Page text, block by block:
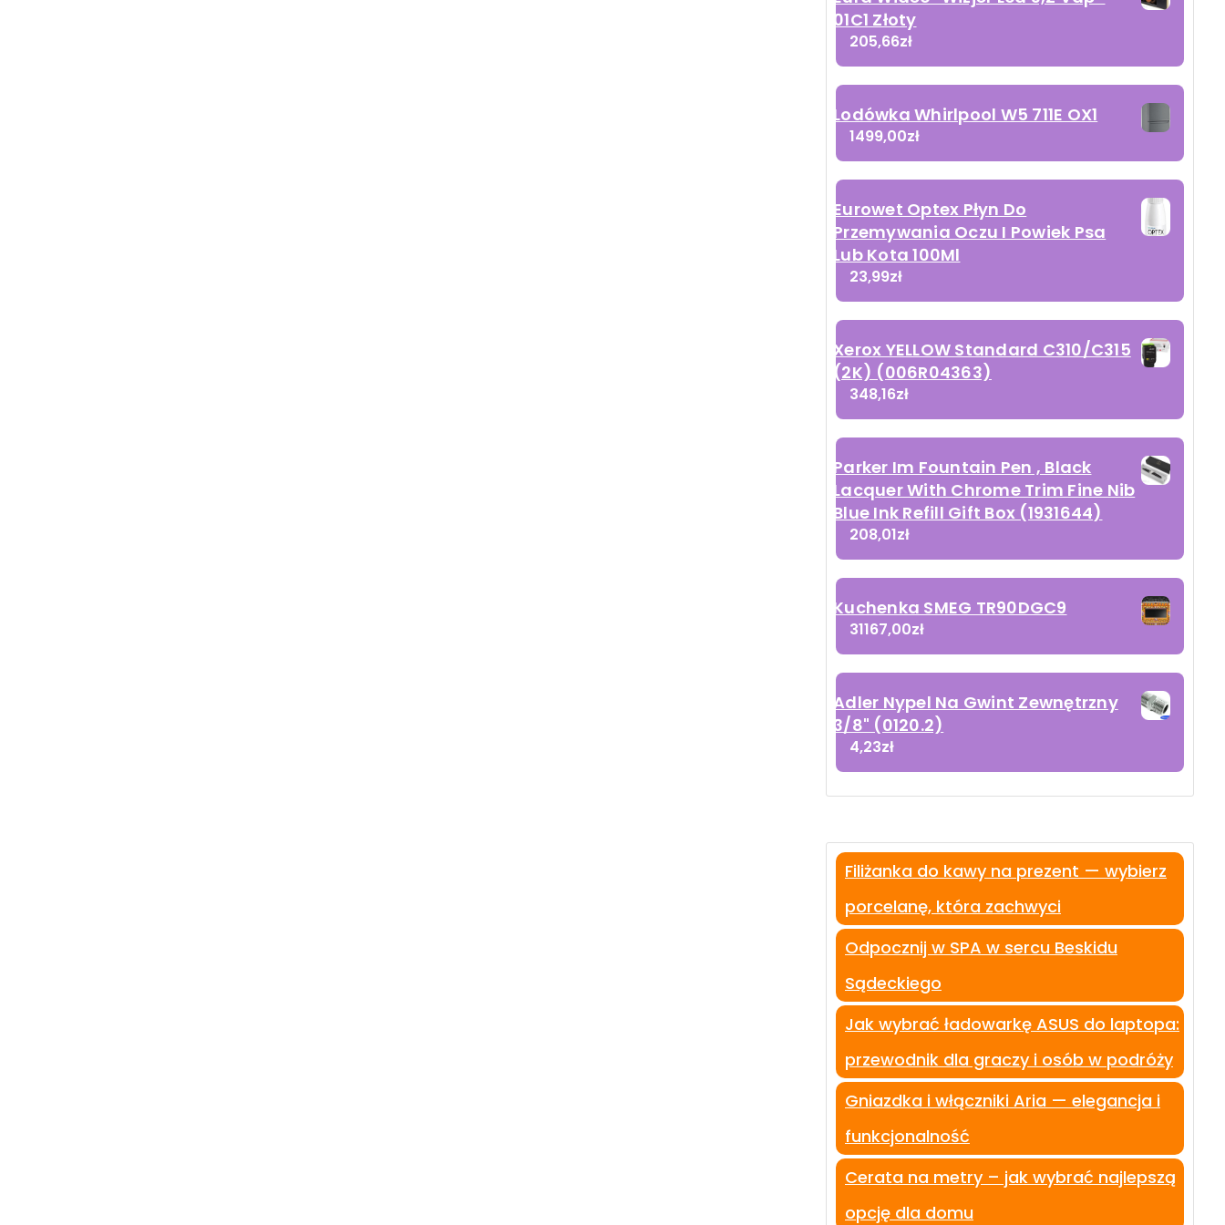
01C1 Złoty
205,66zł
Lodówka Whirlpool W5 711E OX1
1499,00zł
Eurowet Optex Płyn Do
Przemywania Oczu I Powiek Psa
Lub Kota 100Ml
23,99zł
Xerox YELLOW Standard C310/C315
(2K) (006R04363)
348,16zł
Parker Im Fountain Pen , Black
Lacquer With Chrome Trim Fine Nib
Blue Ink Refill Gift Box (1931644)
208,01zł
Kuchenka SMEG TR90DGC9
31167,00zł
Adler Nypel Na Gwint Zewnętrzny
3/8" (0120.2)
4,23zł
Filiżanka do kawy na prezent — wybierz
porcelanę, która zachwyci
Odpocznij w SPA w sercu Beskidu
Sądeckiego
Jak wybrać ładowarkę ASUS do laptopa:
przewodnik dla graczy i osób w podróży
Gniazdka i włączniki Aria — elegancja i
funkcjonalność
Cerata na metry – jak wybrać najlepszą
opcję dla domu